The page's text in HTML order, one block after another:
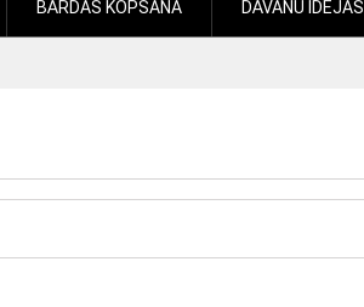
BĀRDAS KOPŠANA DĀVANU IDEJAS